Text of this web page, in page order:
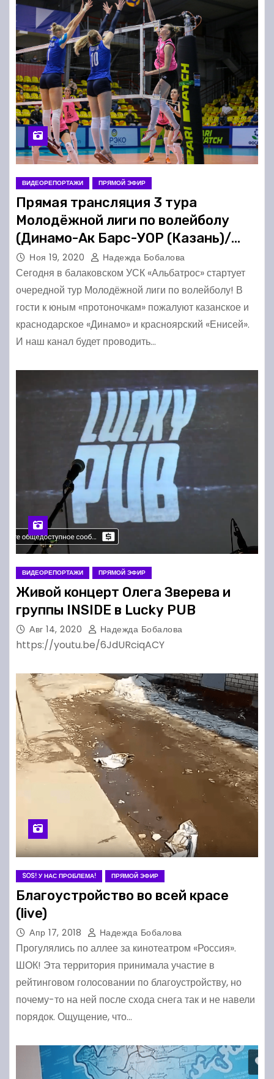
ВИДЕОРЕПОРТАЖИ ПРЯМОЙ ЭФИР
Прямая трансляция 3 тура
Молодёжной лиги по волейболу
(Динамо-Ак Барс-УОР (Казань)/
Динамо (Краснодар)
Ноя 19, 2020 Надежда Бобалова
Сегодня в балаковском УСК «Альбатрос» стартует
очередной тур Молодёжной лиги по волейболу! В
гости к юным «протоночкам» пожалуют казанское и
краснодарское «Динамо» и красноярский «Енисей».
И наш канал будет проводить…
ВИДЕОРЕПОРТАЖИ ПРЯМОЙ ЭФИР
Живой концерт Олега Зверева и
группы INSIDE в Lucky PUB
Авг 14, 2020 Надежда Бобалова
https://youtu.be/6JdURciqACY
SOS! У НАС ПРОБЛЕМА! ПРЯМОЙ ЭФИР
Благоустройство во всей красе
(live)
Апр 17, 2018 Надежда Бобалова
Прогулялись по аллее за кинотеатром «Россия».
ШОК! Эта территория принимала участие в
рейтинговом голосовании по благоустройству, но
почему-то на ней после схода снега так и не навели
порядок. Ощущение, что…